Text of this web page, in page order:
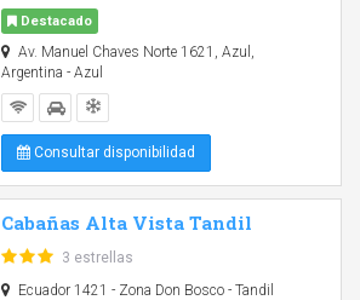
Destacado
Av. Manuel Chaves Norte 1621, Azul,
Argentina - Azul
Consultar disponibilidad
Cabañas Alta Vista Tandil
3 estrellas
Ecuador 1421 - Zona Don Bosco - Tandil